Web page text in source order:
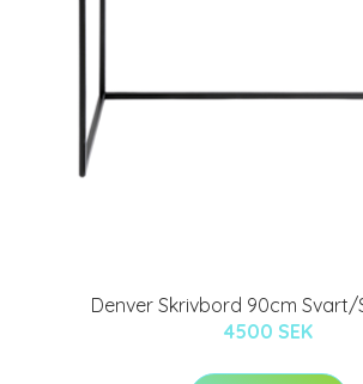
Denver Skrivbord 90cm
4500 SEK